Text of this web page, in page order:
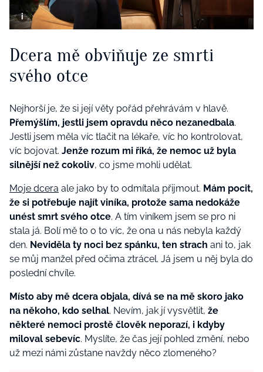
Dcera mě obviňuje ze smrti
svého otce
Nejhorší je, že si její věty pořád přehrávám v hlavě.
Přemýšlím, jestli jsem opravdu něco nezanedbala.
Jestli jsem měla víc tlačit na lékaře, víc ho kontrolovat,
víc bojovat. Jenže rozum mi říká, že nemoc už byla
silnější než cokoliv, co jsme mohli udělat.
Moje dcera ale jako by to odmítala přijmout. Mám pocit,
že si potřebuje najít viníka, protože sama nedokáže
unést smrt svého otce. A tím viníkem jsem se pro ni
stala já. Bolí mě to o to víc, že ona u nás nebyla každý
den. Neviděla ty noci bez spánku, ten strach ani to, jak
se můj manžel před očima ztrácel. Já jsem u něj byla do
poslední chvíle.
Místo aby mě dcera objala, dívá se na mě skoro jako
na někoho, kdo selhal. Nevím, jak jí vysvětlit, že
některé nemoci prostě člověk neporazí, i kdyby
miloval sebevíc. Myslíte, že čas její pohled změní, nebo
už mezi námi zůstane navždy něco zlomeného?